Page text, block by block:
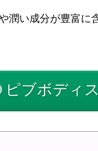
潤い成分が豊富に
ピブボディ